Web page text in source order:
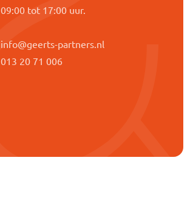
09:00 tot 17:00 uur.
info@geerts-partners.nl
013 20 71 006